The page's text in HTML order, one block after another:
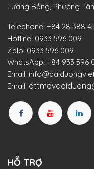
Lương Bằng, Phường
Telephone: +84 28 388
Hotline: 0933 596 009
Zalo: 0933 596 009
WhatsApp: +84 933 596
Email:
Email:
HỖ TRỢ